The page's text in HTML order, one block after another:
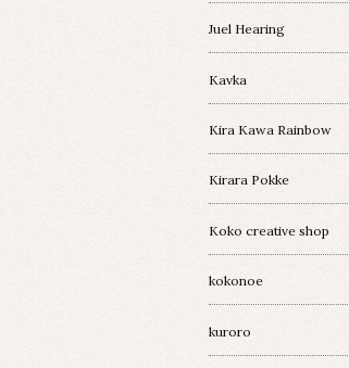
Juel Hearing
Kavka
Kira Kawa Rainbow
Kirara Pokke
Koko creative shop
kokonoe
kuroro